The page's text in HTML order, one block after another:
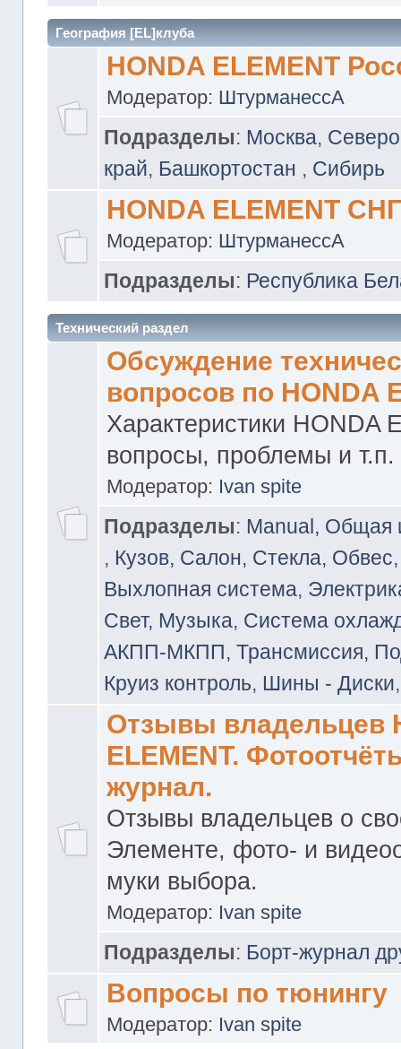
География [EL]клуба
HONDA ELEMENT
Модератор: ШтурманессА
Подразделы: Москва,
край, Башкортостан , Сибирь
HONDA ELEMENT
Модератор: ШтурманессА
Подразделы: Республика
Технический раздел
Обсуждение
вопросов по HONDA
Характеристики HONDA
вопросы, проблемы и т.п.
Модератор: Ivan spite
Подразделы: Manual,
, Кузов, Салон, Стекла,
Выхлопная система,
Свет, Музыка, Система
АКПП-МКПП, Трансмиссия,
Круиз контроль, Шины - Диски
Отзывы владельцев
ELEMENT.
журнал.
Отзывы владельцев о
Элементе, фото- и
муки выбора.
Модератор: Ivan spite
Подразделы: Борт-журнал
Вопросы по тюнингу
Модератор: Ivan spite